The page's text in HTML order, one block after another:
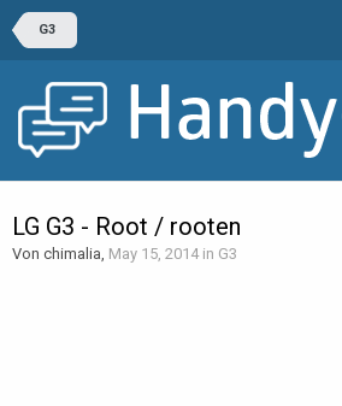
G3
LG G3 - Root / rooten
Von chimalia, May 15, 2014in G3